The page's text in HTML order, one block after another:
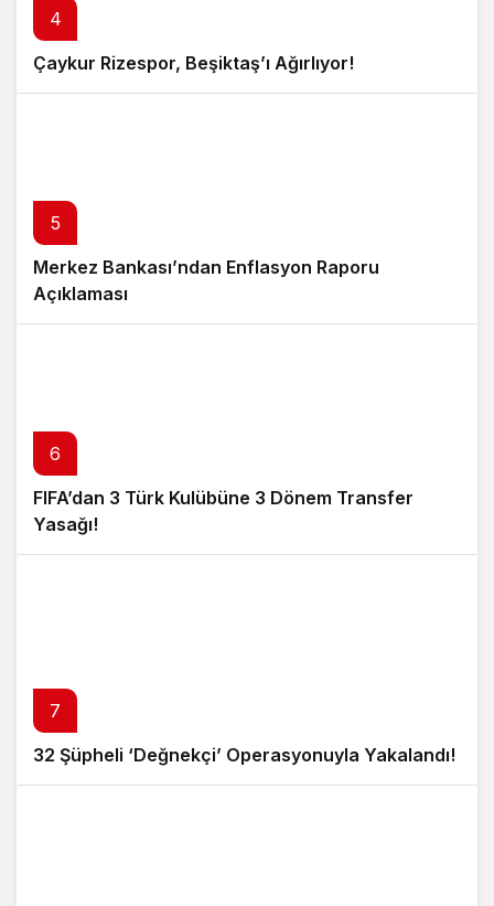
4
Çaykur Rizespor, Beşiktaş’ı Ağırlıyor!
5
Merkez Bankası’ndan Enflasyon Raporu
Açıklaması
6
FIFA’dan 3 Türk Kulübüne 3 Dönem Transfer
Yasağı!
7
32 Şüpheli ‘Değnekçi’ Operasyonuyla Yakalandı!